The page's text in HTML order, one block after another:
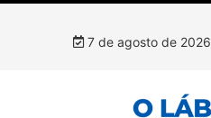
7 de agosto de 2026